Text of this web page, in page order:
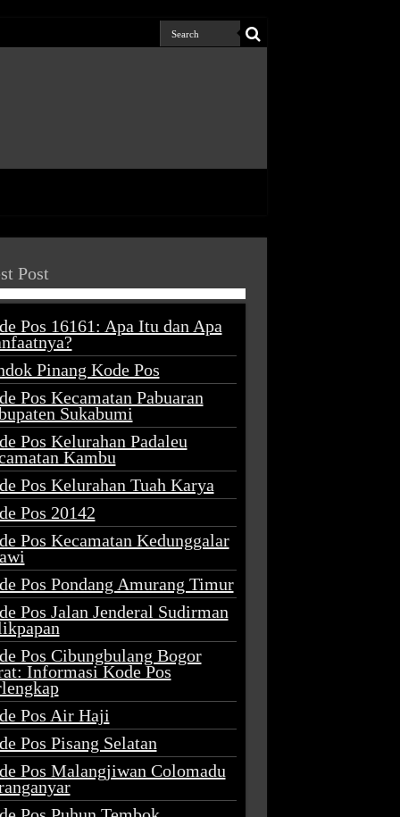
Post
Pos 16161: Apa Itu dan Apa
Pinang Kode Pos
Pos Kecamatan Pabuaran
Sukabumi
Pos Kelurahan Padaleu
Kambu
Pos Kelurahan Tuah Karya
Pos 20142
Pos Kecamatan Kedunggalar
Pos Pondang Amurang Timur
Pos Jalan Jenderal Sudirman
Pos Cibungbulang Bogor
Informasi Kode Pos
Pos Air Haji
Pos Pisang Selatan
Pos Malangjiwan Colomadu